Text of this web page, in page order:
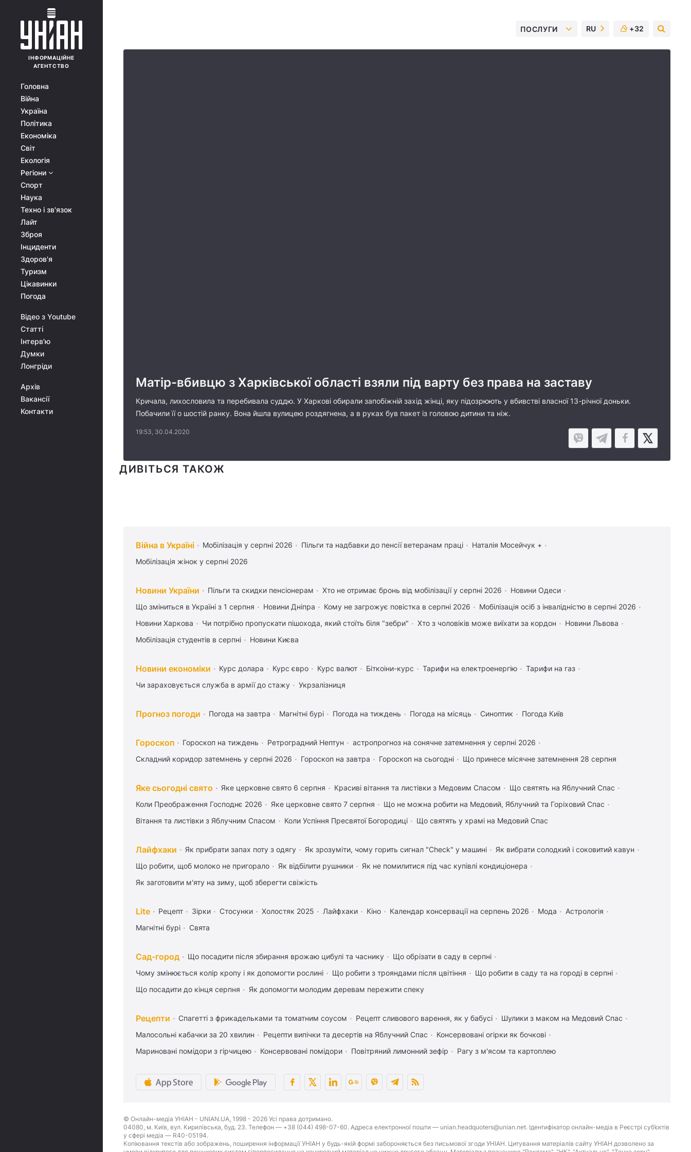
ІНФОРМАЦІЙНЕ
АГЕНТСТВО
Головна
Війна
Україна
Політика
Економіка
Світ
Екологія
Регіони
Спорт
Наука
Техно і зв'язок
Лайт
Зброя
Інциденти
Здоров'я
Туризм
Цікавинки
Погода
Відео з Youtube
Статті
Інтерв'ю
Думки
Лонгріди
Архів
Вакансії
Контакти
ПОСЛУГИ RU +32
Матір-вбивцю з Харківської області взяли під варту без права на заставу
Кричала, лихословила та перебивала суддю. У Харкові обирали запобіжній захід жінці, яку підозрюють у вбивстві власної 13-річної доньки.
Побачили її о шостій ранку. Вона йшла вулицею роздягнена, а в руках був пакет із головою дитини та ніж.
19:53, 30.04.2020
ДИВІТЬСЯ ТАКОЖ
Війна в Україні Мобілізація у серпні 2026 Пільги та надбавки до пенсії ветеранам праці
Наталія Мосейчук +
Мобілізація жінок у серпні 2026
Новини України Пільги та скидки пенсіонерам Хто не отримає бронь від мобілізації у серпні 2026
Новини Одеси
Що зміниться в Україні з 1 серпня
Новини Дніпра Кому не загрожує повістка в серпні 2026
Мобілізація осіб з інвалідністю в серпні 2026
Новини Харкова
Чи потрібно пропускати пішохода, який стоїть біля "зебри" Хто з чоловіків може виїхати за кордон
Новини Львова
Мобілізація студентів в серпні
Новини Києва
Новини економіки Курс долара Курс євро Курс валют Біткоіни-курс Тарифи на електроенергію
Тарифи на газ
Чи зараховується служба в армії до стажу
Укрзалізниця
Прогноз погоди Погода на завтра Магнітні бурі Погода на тиждень Погода на місяць Синоптик Погода Київ
Гороскоп Гороскоп на тиждень Ретроградний Нептун
астропрогноз на сонячне затемнення у серпні 2026
Складний коридор затемнень у серпні 2026
Гороскоп на завтра Гороскоп на сьогодні Що принесе місячне затемнення 28 серпня
Яке сьогодні свято Яке церковне свято 6 серпня Красиві вітання та листівки з Медовим Спасом
Що святять на Яблучний Спас
Коли Преображення Господнє 2026
Яке церковне свято 7 серпня
Що не можна робити на Медовий, Яблучний та Горіховий Спас
Вітання та листівки з Яблучним Спасом
Коли Успіння Пресвятої Богородиці Що святять у храмі на Медовий Спас
Лайфхаки Як прибрати запах поту з одягу Як зрозуміти, чому горить сигнал "Check" у машині
Як вибрати солодкий і соковитий кавун
Що робити, щоб молоко не пригорало
Як відбілити рушники
Як не помилитися під час купівлі кондиціонера
Як заготовити м'яту на зиму, щоб зберегти свіжість
Lite Рецепт Зірки Стосунки Холостяк 2025 Лайфхаки Кіно Календар консервації на серпень 2026 Мода
Астрологія
Магнітні бурі
Свята
Сад-город Що посадити після збирання врожаю цибулі та часнику
Що обрізати в саду в серпні
Чому змінюється колір кропу і як допомогти рослині
Що робити з трояндами після цвітіння
Що робити в саду та на городі в серпні
Що посадити до кінця серпня
Як допомогти молодим деревам пережити спеку
Рецепти Спагетті з фрикадельками та томатним соусом Рецепт сливового варення, як у бабусі
Шулики з маком на Медовий Спас
Малосольні кабачки за 20 хвилин
Рецепти випічки та десертів на Яблучний Спас
Консервовані огірки як бочкові
Мариновані помідори з гірчицею
Консервовані помідори Повітряний лимонний зефір Рагу з м'ясом та картоплею
© Онлайн-медіа УНІАН - UNIAN.UA, 1998 - 2026 Усі права дотримано.
04080, м. Київ, вул. Кирилівська, буд. 23. Телефон — +38 (044) 498-07-60. Адреса електронної пошти — unian.headquoters@unian.net. Ідентифікатор онлайн-медіа в Реєстрі суб’єктів
у сфері медіа — R40-05194.
Копіювання текстів або зображень, поширення інформації УНІАН у будь-якій формі забороняється без письмової згоди УНІАН. Цитування матеріалів сайту УНІАН дозволено за